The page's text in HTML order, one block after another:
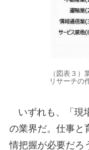
（図表３
リサーチの
いずれも、「現
の業界だ。仕事と
情把握が必要だろ